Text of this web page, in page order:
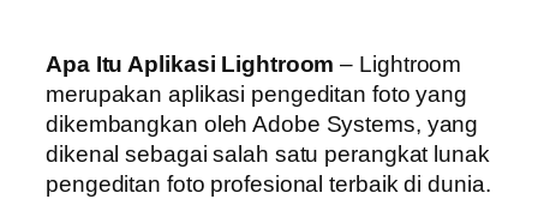
Apa Itu Aplikasi Lightroom – Lightroom
merupakan aplikasi pengeditan foto yang
dikembangkan oleh Adobe Systems, yang
dikenal sebagai salah satu perangkat lunak
pengeditan foto profesional terbaik di dunia.